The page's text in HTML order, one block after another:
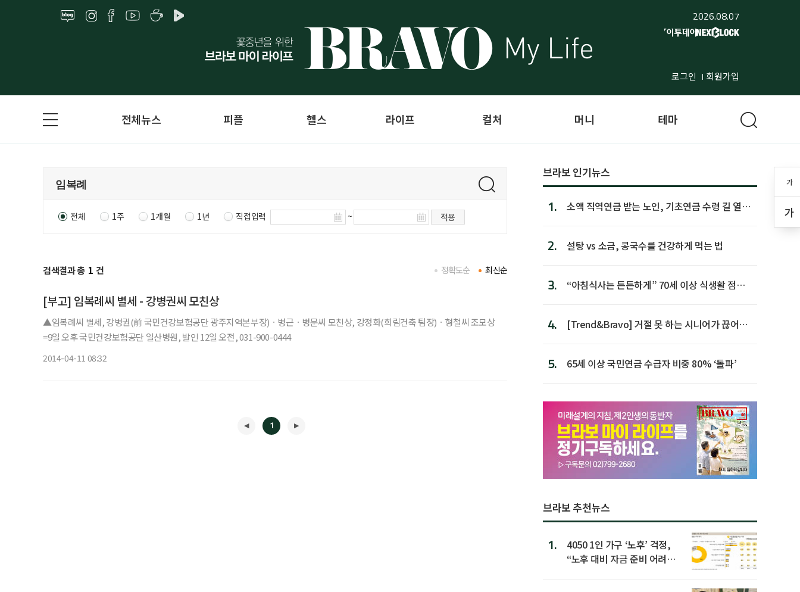
2026.08.07
로그인 회원가입
가
가
전체뉴스 피플 헬스 라이프 컬처 머니 테마
전체 1주 1개월 1년 직접입력 ~ 적용
검색결과 총 1 건 최신순
정확도순
[부고] 임복례씨 별세 - 강병권씨 모친상
▲임복례씨 별세, 강병권(前 국민건강보험공단 광주지역본부장)ㆍ병근ㆍ병문씨 모친상, 강정화(희림건축 팀장)ㆍ형철씨 조모상
=9일 오후 국민건강보험공단 일산병원, 발인 12일 오전, 031-900-0444
2014-04-11 08:32
1
브라보 인기뉴스
1.
소액 직역연금 받는 노인, 기초연금 수령 길 열린
2. 설탕 vs 소금, 콩국수를 건강하게 먹는 법
3.
“아침식사는 든든하게” 70세 이상 식생활 점수
4.
[Trend&Bravo] 거절 못 하는 시니어가 끊어야
5. 65세 이상 국민연금 수급자 비중 80% ‘돌파’
브라보 추천뉴스
1.
4050 1인 가구 ‘노후’ 걱정,
“노후 대비 자금 준비 어려